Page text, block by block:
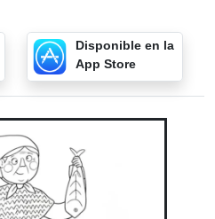
Disponible en la
App Store